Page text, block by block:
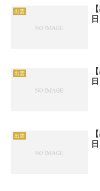
出雲
出雲
出雲